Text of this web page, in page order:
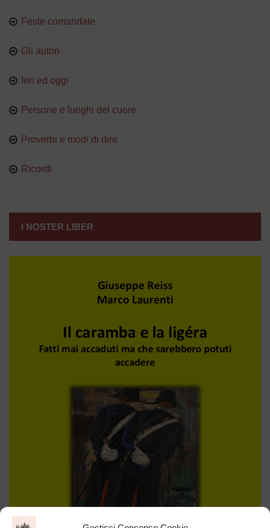
Feste comandate
Gli autori
Ieri ed oggi
Persone e luoghi del cuore
Proverbi e modi di dire
Ricordi
I NOSTER LIBER